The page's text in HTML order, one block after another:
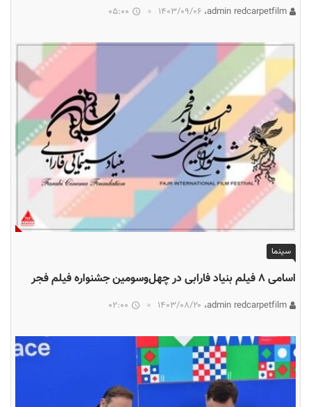
۱۴۰۳/۰۹/۰۶ 05:00
سینما
اسامی ۸ فیلم بنیاد فارابی در چهل‌وسومین جشنواره فیلم فجر
۱۴۰۳/۰۸/۲۰ 02:00